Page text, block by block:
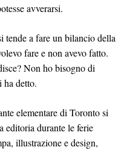
avverarsi.
tende a fare un bilancio della
fare e non avevo fatto.
Non ho bisogno di
ha detto.
elementare di Toronto si
editoria durante le ferie
illustrazione e design,